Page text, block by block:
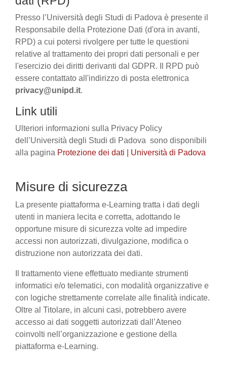
Presso l’Università degli Studi di Padova è presente il
Responsabile della Protezione Dati (d'ora in avanti,
RPD) a cui potersi rivolgere per tutte le questioni
relative al trattamento dei propri dati personali e per
l'esercizio dei diritti derivanti dal GDPR. Il RPD può
essere contattato all'indirizzo di posta elettronica
privacy@unipd.it.
Link utili
Ulteriori informazioni sulla Privacy Policy
dell’Università degli Studi di Padova sono disponibili
alla pagina Protezione dei dati | Università di Padova
Misure di sicurezza
La presente piattaforma e-Learning tratta i dati degli
utenti in maniera lecita e corretta, adottando le
opportune misure di sicurezza volte ad impedire
accessi non autorizzati, divulgazione, modifica o
distruzione non autorizzata dei dati.
Il trattamento viene effettuato mediante strumenti
informatici e/o telematici, con modalità organizzative e
con logiche strettamente correlate alle finalità indicate.
Oltre al Titolare, in alcuni casi, potrebbero avere
accesso ai dati soggetti autorizzati dall’Ateneo
coinvolti nell’organizzazione e gestione della
piattaforma e-Learning.